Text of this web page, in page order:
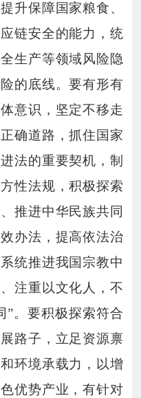
升保障国家粮食、
链安全的能力，统
生产等领域风险隐
的底线。要有形有
意识，坚定不移走
确道路，抓住国家
法的重要契机，制
性法规，积极探索
推进中华民族共同
办法，提高依法治
统推进我国宗教中
注重以文化人，不
”。要积极探索符合
路子，立足资源禀
环境承载力，以增
优势产业，有针对